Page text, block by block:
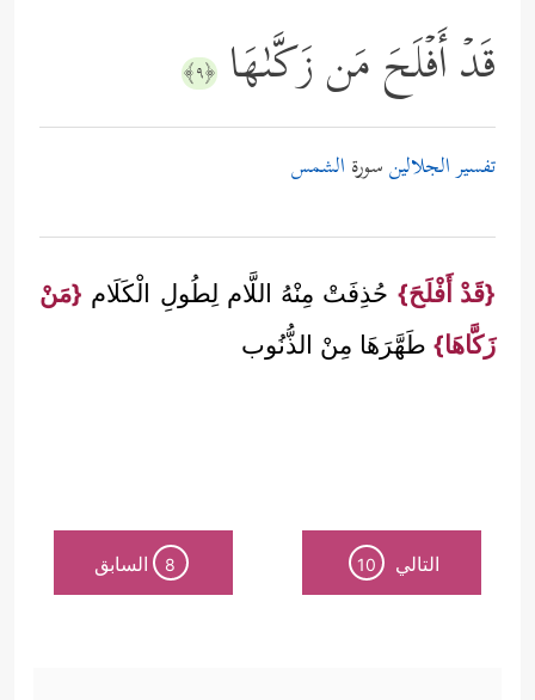
قَدۡ أَفۡلَحَ مَن زَكَّىٰهَا ﴿٩﴾
تفسير الجلالينسورة الشمس
{قَدْ أَفْلَحَ} حُذِفَتْ مِنْهُ اللَّام لِطُولِ الْكَلَام {مَنْ
زَكَّاهَا} طَهَّرَهَا مِنْ الذُّنُوب
التالي 10
8 السابق